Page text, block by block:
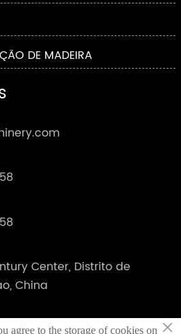
DE MADEIRA
Center, Distrito de
China
de Shahe, Cidade de ×
agree to the storage of cookies on